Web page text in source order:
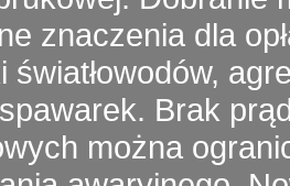
znaczenia dla
,
Brak
można